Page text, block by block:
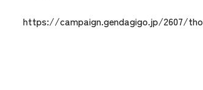
https://campaign.gendagigo.jp/2607/